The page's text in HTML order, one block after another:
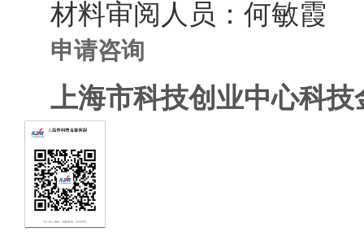
材料审阅人员：何敏霞
申请咨询
上海市科技创业中心科